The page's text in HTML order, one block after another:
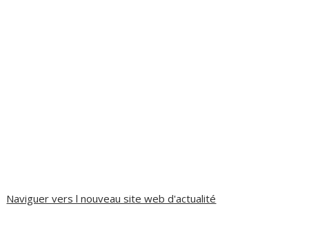
Naviguer vers l nouveau site web d'actualité